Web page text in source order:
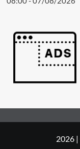
2026 |